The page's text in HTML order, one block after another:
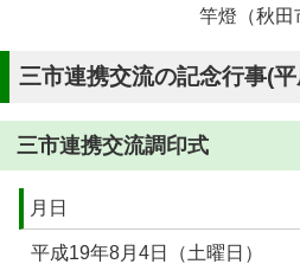
竿燈（秋田
三市連携交流の記念行事(平
三市連携交流調印式
月日
平成19年8月4日（土曜日）